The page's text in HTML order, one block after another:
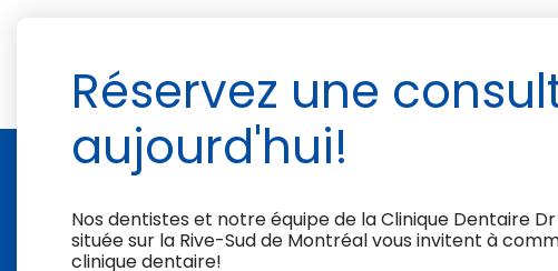
Réservez une
aujourd'hui!
Nos dentistes et notre équipe de laClinique Dentaire Dr
située sur la Rive-Sud de Montréal vous invitent à
clinique dentaire!